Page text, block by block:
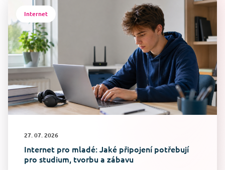
Internet
27. 07. 2026
Internet pro mladé: Jaké připojení potřebují
pro studium, tvorbu a zábavu